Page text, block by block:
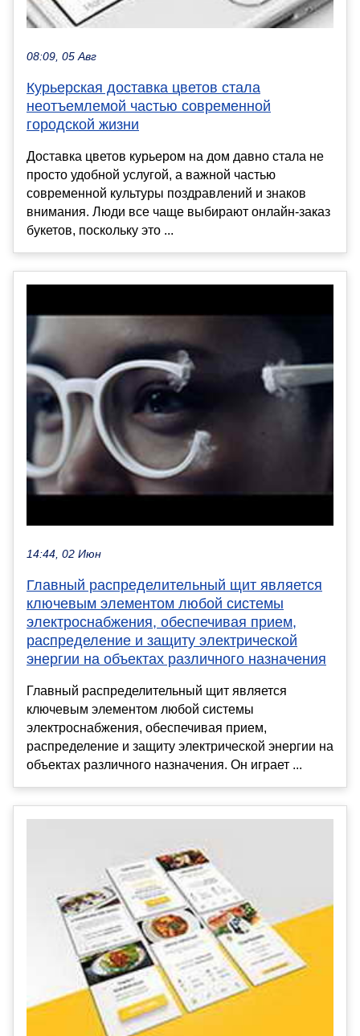
08:09, 05 Авг
Курьерская доставка цветов стала
неотъемлемой частью современной
городской жизни
Доставка цветов курьером на дом давно стала не
просто удобной услугой, а важной частью
современной культуры поздравлений и знаков
внимания. Люди все чаще выбирают онлайн-заказ
букетов, поскольку это ...
14:44, 02 Июн
Главный распределительный щит является
ключевым элементом любой системы
электроснабжения, обеспечивая прием,
распределение и защиту электрической
энергии на объектах различного назначения
Главный распределительный щит является
ключевым элементом любой системы
электроснабжения, обеспечивая прием,
распределение и защиту электрической энергии на
объектах различного назначения. Он играет ...